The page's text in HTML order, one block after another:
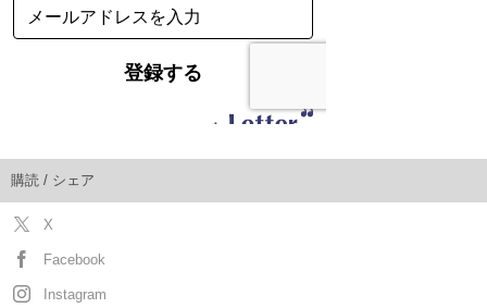
購読 / シェア
X
Facebook
Instagram